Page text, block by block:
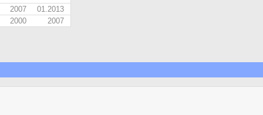
2007
01.2013
2000 2007